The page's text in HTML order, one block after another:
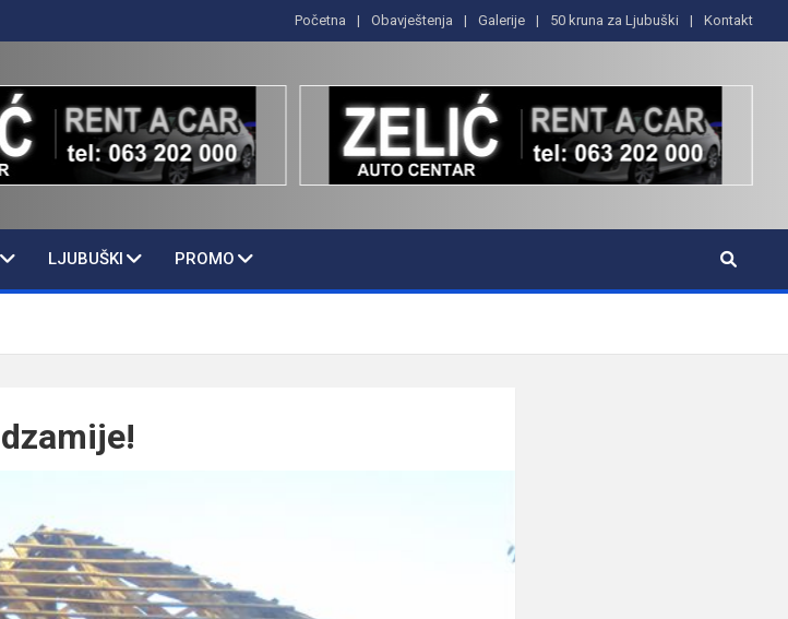
Početna Obavještenja Galerije 50 kruna za Ljubuški Kontakt
LJUBUŠKI PROMO